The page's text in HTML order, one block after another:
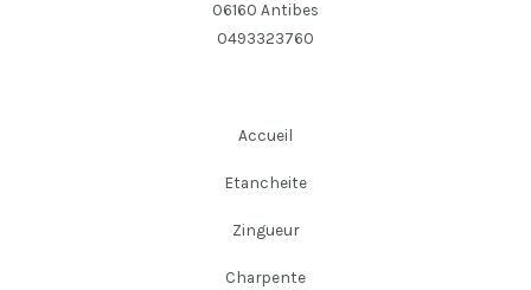
06160 Antibes
0493323760
Accueil
Etancheite
Zingueur
Charpente